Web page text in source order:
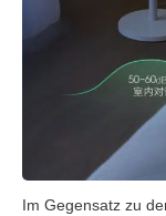
Im Gegensatz zu